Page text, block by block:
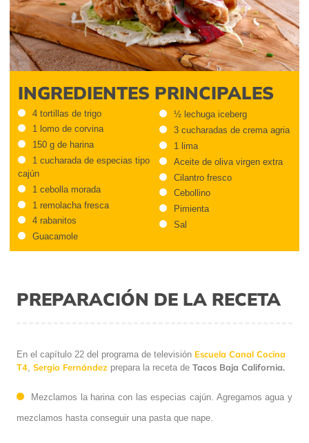
INGREDIENTES PRINCIPALES
4 tortillas de trigo
1 lomo de corvina
150 g de harina
1 cucharada de especias tipo
cajún
1 cebolla morada
1 remolacha fresca
4 rabanitos
Guacamole
½ lechuga iceberg
3 cucharadas de crema agria
1 lima
Aceite de oliva virgen extra
Cilantro fresco
Cebollino
Pimienta
Sal
PREPARACIÓN DE LA RECETA
En el capítulo 22 del programa de televisión Escuela Canal Cocina
T4, Sergio Fernández prepara la receta de Tacos Baja California.
Mezclamos la harina con las especias cajún. Agregamos agua y
mezclamos hasta conseguir una pasta que nape.